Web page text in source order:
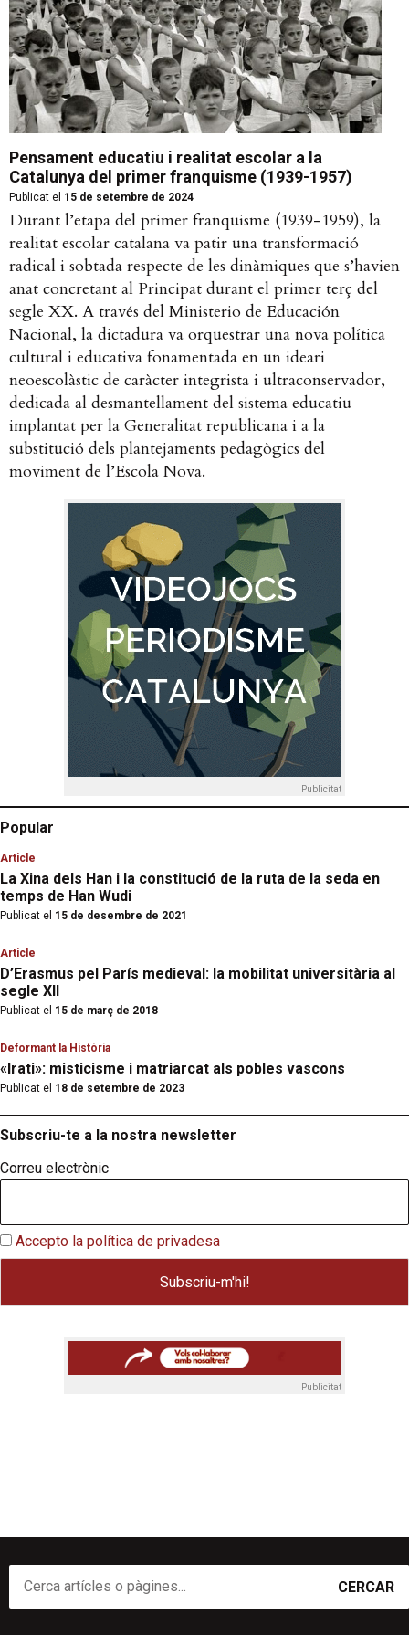
Pensament educatiu i realitat escolar a la
Catalunya del primer franquisme (1939-1957)
Publicat el 15 de setembre de 2024
Durant l’etapa del primer franquisme (1939-1959), la
realitat escolar catalana va patir una transformació
radical i sobtada respecte de les dinàmiques que s’havien
anat concretant al Principat durant el primer terç del
segle XX. A través del Ministerio de Educación
Nacional, la dictadura va orquestrar una nova política
cultural i educativa fonamentada en un ideari
neoescolàstic de caràcter integrista i ultraconservador,
dedicada al desmantellament del sistema educatiu
implantat per la Generalitat republicana i a la
substitució dels plantejaments pedagògics del
moviment de l’Escola Nova.
Publicitat
Popular
Article
La Xina dels Han i la constitució de la ruta de la seda en
temps de Han Wudi
Publicat el 15 de desembre de 2021
Article
D’Erasmus pel París medieval: la mobilitat universitària al
segle XII
Publicat el 15 de març de 2018
Deformant la Història
«Irati»: misticisme i matriarcat als pobles vascons
Publicat el 18 de setembre de 2023
Subscriu-te a la nostra newsletter
Correu electrònic
Accepto la política de privadesa
Publicitat
CERCAR